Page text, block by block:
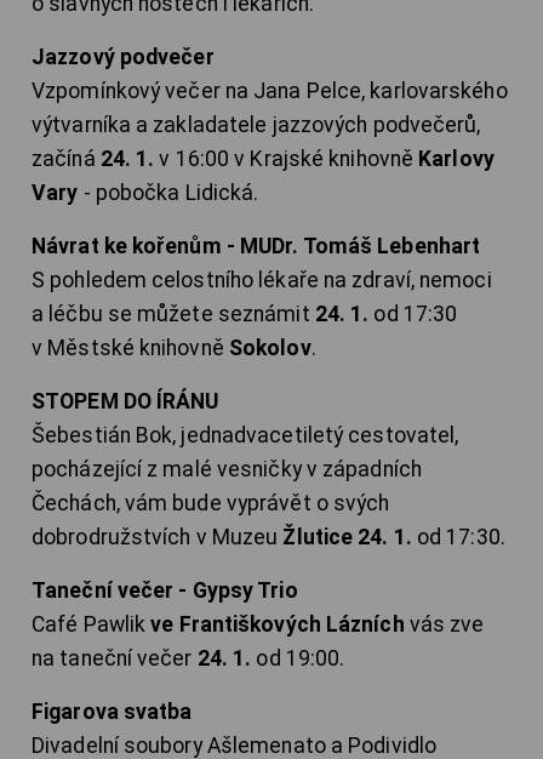
Jazzový podvečer
Vzpomínkový večer na Jana Pelce, karlovarského
výtvarníka a zakladatele jazzových podvečerů,
začíná 24. 1. v 16:00 v Krajské knihovně Karlovy
Vary - pobočka Lidická.
Návrat ke kořenům - MUDr. Tomáš Lebenhart
S pohledem celostního lékaře na zdraví, nemoci
a léčbu se můžete seznámit 24. 1. od 17:30
v Městské knihovně Sokolov.
STOPEM DO ÍRÁNU
Šebestián Bok, jednadvacetiletý cestovatel,
pocházející z malé vesničky v západních
Čechách, vám bude vyprávět o svých
dobrodružstvích v Muzeu Žlutice 24. 1. od 17:30.
Taneční večer - Gypsy Trio
Café Pawlikve Františkových Lázních vás zve
na taneční večer 24. 1. od 19:00.
Figarova svatba
Divadelní soubory Ašlemenato a Podividlo